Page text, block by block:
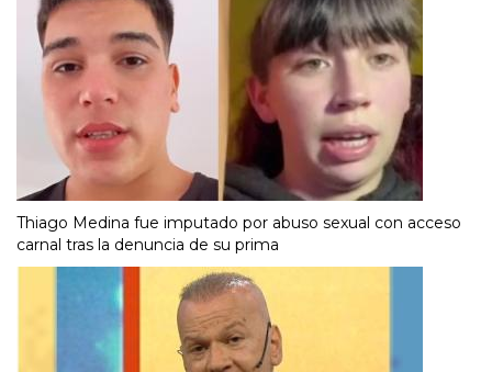
Thiago Medina fue imputado por abuso sexual con acceso
carnal tras la denuncia de su prima